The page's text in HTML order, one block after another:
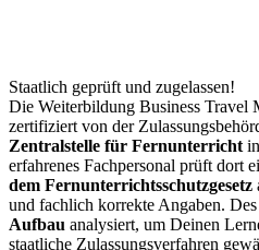
Staatlich geprüft und zugelassen!
Die Weiterbildung Business Travel
zertifiziert von der
Zentralstelle für Fernunterricht
erfahrenes Fachpersonal prüft dort
dem Fernunterrichtsschutzgesetz
und fachlich korrekte Angaben.
Aufbau analysiert, um Deinen
staatliche Zulassungsverfahren